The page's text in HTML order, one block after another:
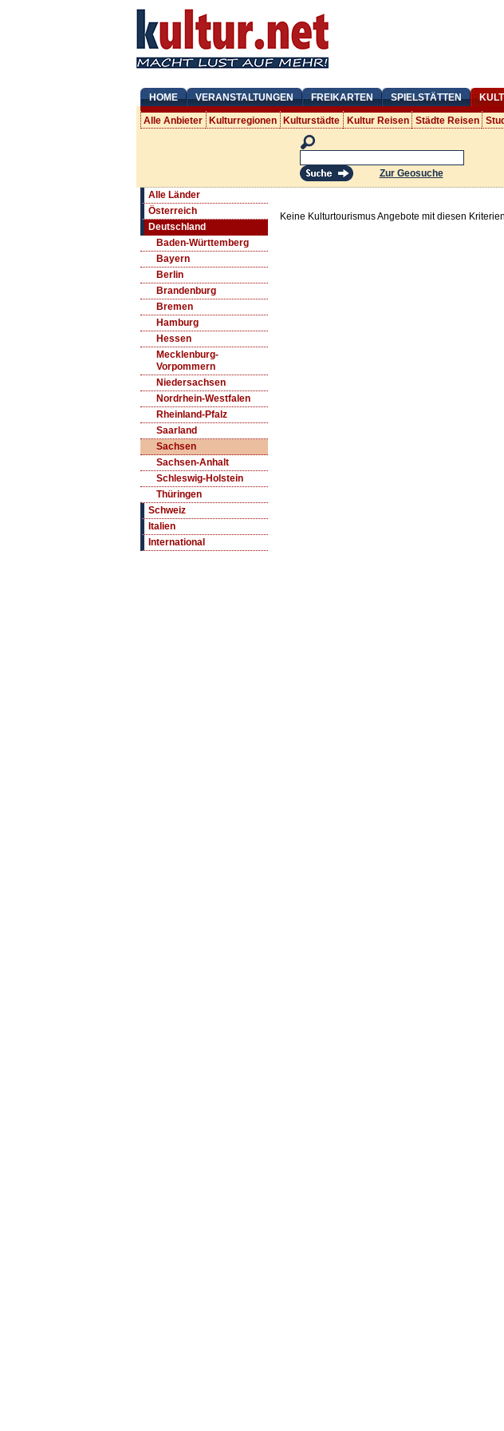
HOME VERANSTALTUNGEN FREIKARTEN SPIELSTÄTTEN
Alle Anbieter Kulturregionen Kulturstädte Kultur Reisen Städte Reisen
Zur Geosuche
Alle Länder
Österreich
Deutschland
Baden-Württemberg
Bayern
Berlin
Brandenburg
Bremen
Hamburg
Hessen
Mecklenburg-
Vorpommern
Niedersachsen
Nordrhein-Westfalen
Rheinland-Pfalz
Saarland
Sachsen
Sachsen-Anhalt
Schleswig-Holstein
Thüringen
Schweiz
Italien
International
Keine Kulturtourismus Angebote mit diesen